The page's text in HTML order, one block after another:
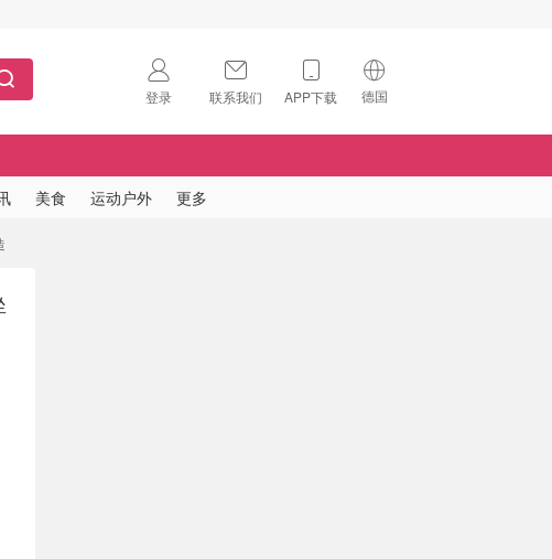
登录 联系我们 APP下载 德国
🇺🇸
美食 运动户外 更多